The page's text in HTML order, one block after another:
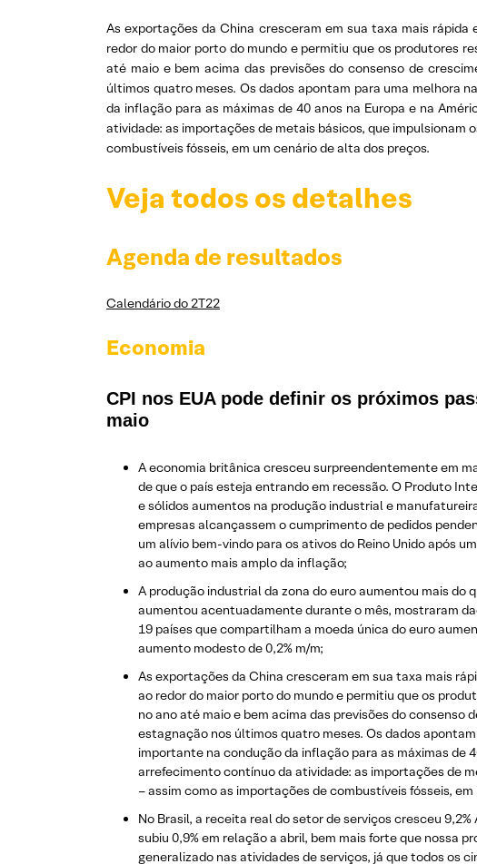
As exportações da China cresceram em sua taxa mais
redor do maior porto do mundo e permitiu que os produtores
até maio e bem acima das previsões do consenso de
últimos quatro meses. Os dados apontam para uma melhora
da inflação para as máximas de 40 anos na Europa e na
atividade: as importações de metais básicos, que
combustíveis fósseis, em um cenário de alta dos preços.
Veja todos os detalhes
Agenda de resultados
Calendário do 2T22
Economia
CPI nos EUA pode definir os próximos
maio
A economia britânica cresceu surpreendentemente em
de que o país esteja entrando em recessão. O Produto
e sólidos aumentos na produção industrial e
empresas alcançassem o cumprimento de pedidos
um alívio bem-vindo para os ativos do Reino Unido após
ao aumento mais amplo da inflação;
A produção industrial da zona do euro aumentou mais do
aumentou acentuadamente durante o mês, mostraram
19 países que compartilham a moeda única do euro
aumento modesto de 0,2% m/m;
As exportações da China cresceram em sua taxa mais
ao redor do maior porto do mundo e permitiu que os
no ano até maio e bem acima das previsões do
estagnação nos últimos quatro meses. Os dados
importante na condução da inflação para as máximas de
arrefecimento contínuo da atividade: as importações de
– assim como as importações de combustíveis fósseis,
No Brasil, a receita real do setor de serviços cresceu
subiu 0,9% em relação a abril, bem mais forte que nossa
generalizado nas atividades de serviços, já que todos os